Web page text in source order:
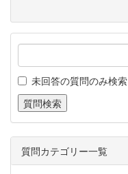
未回答の質問のみ検索
質問カテゴリー一覧